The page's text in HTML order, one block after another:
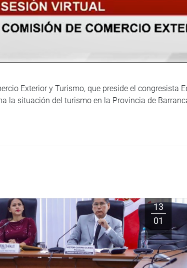
Exterior y Turismo, que preside el
la situación del turismo en la Provincia de
13
01